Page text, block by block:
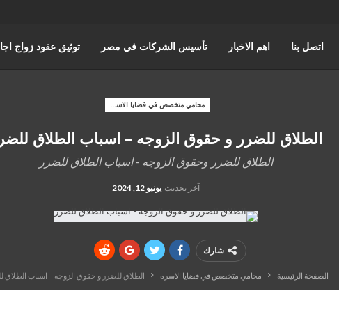
اتصل بنا اهم الاخبار تأسيس الشركات في مصر توثيق عقود زواج
اختصاصات مؤسسة حورس للمحاماه قضايا مجلس الدوله والقضاء
محامي متخصص في قضايا الاسره
الطلاق للضرر و حقوق الزوجه – اسباب الطلاق
الطلاق للضرر وحقوق الزوجه - اسباب الطلاق للضرر
آخر تحديث يونيو 12, 2024
شارك
الصفحة الرئيسية محامي متخصص في قضايا الاسره الطلاق للضرر و حقوق الزوجه – اسباب الطلاق